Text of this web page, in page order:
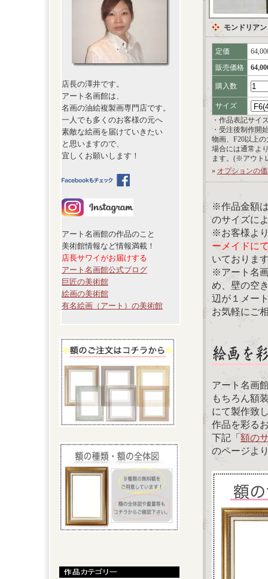
店長の澤井です。
アート名画館は、
名画の油絵複製画専門店です。
一人でも多くのお客様の元へ
素敵な絵画を届けていきたい
と思いますので、
宜しくお願いします！
アート名画館の作品のこと
美術館情報など情報満載！
店長サワイがお届けする
アート名画館公式ブログ
巨匠の美術館
絵画の美術館
有名絵画（アート）の美術館
モンドリア
定価
販売価格
購入数
サイズ
・作品表記サイ
・受注後制作開
物画、F20以上
場合には通常よ
ます。(※アウト
» オプションの
※作品金額
のサイズに
※お客様よ
ーメイドに
いておりま
※アート名
め、壁の空
辺が１メー
お気軽にご
アート名画
もちろん額
にて製作致
作品を彩る
下記「額の
のページよ